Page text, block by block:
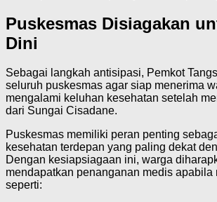
Puskesmas Disiagakan
Dini
Sebagai langkah antisipasi, Pemkot
seluruh puskesmas agar siap menerima
mengalami keluhan kesehatan setelah
dari Sungai Cisadane.
Puskesmas memiliki peran penting
kesehatan terdepan yang paling dekat
Dengan kesiapsiagaan ini, warga
mendapatkan penanganan medis apabila
seperti: